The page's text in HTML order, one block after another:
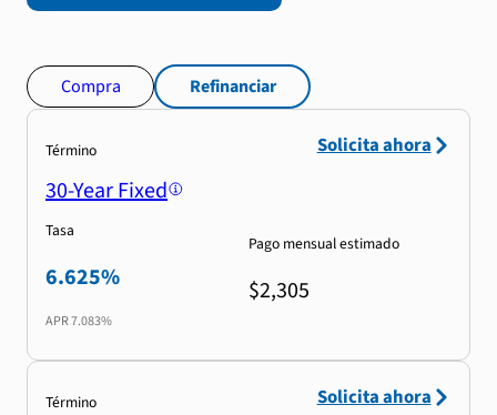
Compra Refinanciar
Término
30-Year Fixed
Tasa
6.625%
APR7.083%
Pago mensual estimado
$2,305
Solicita ahora
Término Solicita ahora